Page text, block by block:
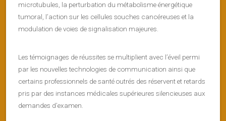
microtubules, la perturbation du métabolisme énergétique
tumoral, l’action sur les cellules souches cancéreuses et la
modulation de voies de signalisation majeures.
Les témoignages de réussites se multiplient avec l’éveil permi
par les nouvelles technologies de communication ainsi que
certains professionnels de santé outrés des réservent et retards
pris par des instances médicales supérieures silencieuses aux
demandes d’examen.